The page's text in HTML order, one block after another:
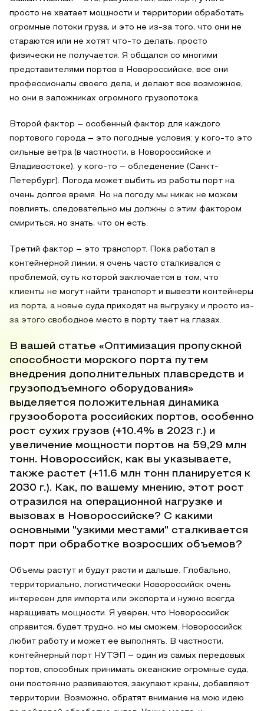
просто не хватает мощности и территории обработать
огромные потоки груза, и это не из-за того, что они не
стараются или не хотят что-то делать, просто
физически не получается. Я общался со многими
представителями портов в Новороссийске, все они
профессионалы своего дела, и делают все возможное,
но они в заложниках огромного грузопотока.
Второй фактор – особенный фактор для каждого
портового города – это погодные условия: у кого-то это
сильные ветра (в частности, в Новороссийске и
Владивостоке), у кого-то – обледенение (Санкт-
Петербург). Погода может выбить из работы порт на
очень долгое время. Но на погоду мы никак не можем
повлиять, следовательно мы должны с этим фактором
смириться, но знать, что он есть.
Третий фактор – это транспорт. Пока работал в
контейнерной линии, я очень часто сталкивался с
проблемой, суть которой заключается в том, что
клиенты не могут найти транспорт и вывезти контейнеры
из порта, а новые суда приходят на выгрузку и просто из-
за этого свободное место в порту тает на глазах.
В вашей статье «Оптимизация пропускной
способности морского порта путем
внедрения дополнительных плавсредств и
грузоподъемного оборудования»
выделяется положительная динамика
грузооборота российских портов, особенно
рост сухих грузов (+10.4% в 2023 г.) и
увеличение мощности портов на 59,29 млн
тонн. Новороссийск, как вы указываете,
также растет (+11.6 млн тонн планируется к
2030 г.). Как, по вашему мнению, этот рост
отразился на операционной нагрузке и
вызовах в Новороссийске? С какими
основными "узкими местами" сталкивается
порт при обработке возросших объемов?
Объемы растут и будут расти и дальше. Глобально,
территориально, логистически Новороссийск очень
интересен для импорта или экспорта и нужно всегда
наращивать мощности. Я уверен, что Новороссийск
справится, будет трудно, но мы сможем. Новороссийск
любит работу и может ее выполнять. В частности,
контейнерный порт НУТЭП – один из самых передовых
портов, способных принимать океанские огромные суда,
они постоянно развиваются, закупают краны, добавляют
территории. Возможно, обратят внимание на мою идею